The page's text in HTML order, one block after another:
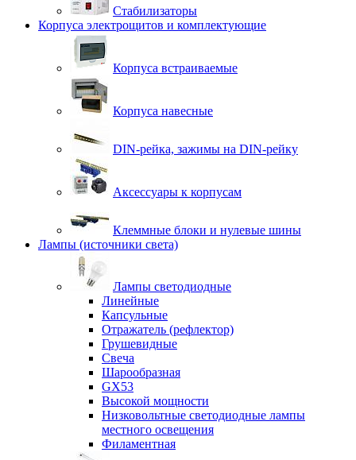
Стабилизаторы
Корпуса электрощитов и комплектующие
Корпуса встраиваемые
Корпуса навесные
DIN-рейка, зажимы на DIN-рейку
Аксессуары к корпусам
Клеммные блоки и нулевые шины
Лампы (источники света)
Лампы светодиодные
Линейные
Капсульные
Отражатель (рефлектор)
Грушевидные
Свеча
Шарообразная
GX53
Высокой мощности
Низковольтные светодиодные лампы
местного освещения
Филаментная